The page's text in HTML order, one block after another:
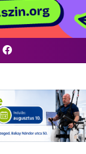
Facebook